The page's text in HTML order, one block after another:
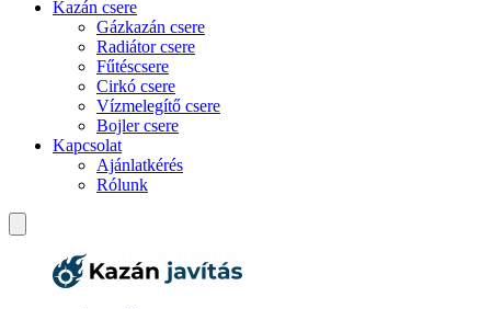
Kazán csere
Gázkazán csere
Radiátor csere
Fűtéscsere
Cirkó csere
Vízmelegítő csere
Bojler csere
Kapcsolat
Ajánlatkérés
Rólunk